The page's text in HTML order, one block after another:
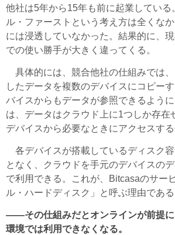
他社は5年から15年も前に起業している
ル・ファーストという考え方は全くな
には浸透していなかった。結果的に、
での使い勝手が大きく違ってくる。
具体的には、競合他社の仕組みでは
したデータを複数のデバイスにコピー
バイスからもデータが参照できるよう
は、データはクラウド上に1つしか存在
デバイスから必要なときにアクセスする
各デバイスが搭載しているディスク容
となく、クラウドを手元のデバイスの
で利用できる。これが、Bitcasaのサー
ル・ハードディスク」と呼ぶ理由である
――その仕組みだとオンラインが前提
環境では利用できなくなる。